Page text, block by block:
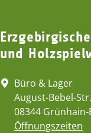
und
Büro & Lager
August-Bebel-
08344
Öffnungszeiten